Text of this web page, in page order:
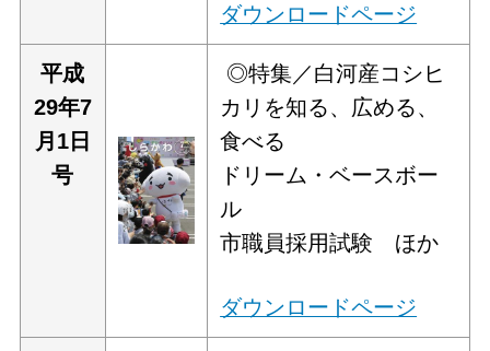
ダウンロードページ
平成
29年7
月1日
号
◎特集／白河産コシヒ
カリを知る、広める、
食べる
ドリーム・ベースボー
ル
市職員採用試験 ほか
ダウンロードページ